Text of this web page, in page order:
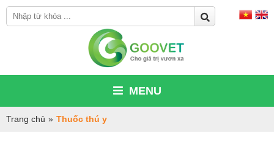
MENU
Trang chủ » Thuốc thú y